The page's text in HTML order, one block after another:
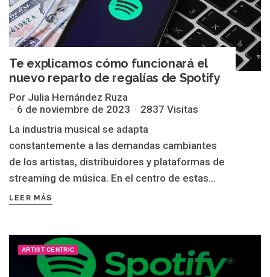
Te explicamos cómo funcionará el
nuevo reparto de regalías de Spotify
Por Julia Hernández Ruza
6 de noviembre de 2023
2837 Visitas
La industria musical se adapta
constantemente a las demandas cambiantes
de los artistas, distribuidores y plataformas de
streaming de música. En el centro de estas...
LEER MÁS
ARTIST CENTRIC